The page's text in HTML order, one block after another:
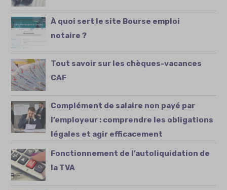
À quoi sert le site Bourse emploi
notaire ?
Tout savoir sur les chèques-vacances
CAF
Complément de salaire non payé par
l’employeur : comprendre les obligations
légales et agir efficacement
Fonctionnement de l’autoliquidation de
la TVA